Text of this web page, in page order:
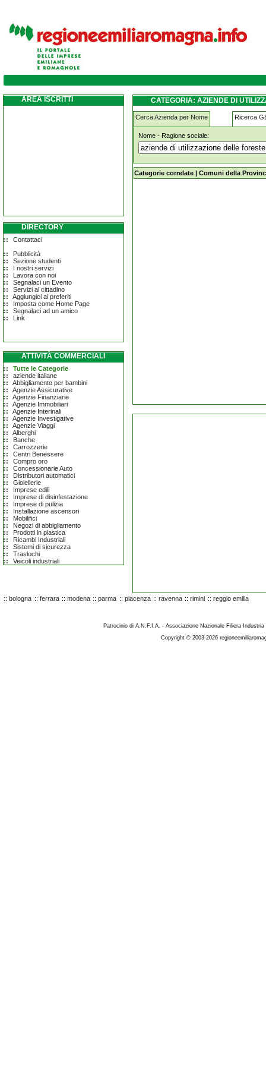
aziende-di-utilizzazione-delle-foreste-e-
AREA ISCRITTI
DIRECTORY
Contattaci
Pubblicità
Sezione studenti
I nostri servizi
Lavora con noi
Segnalaci un Evento
Servizi al cittadino
Aggiungici ai preferiti
Imposta come Home Page
Segnalaci ad un amico
Link
ATTIVITÀ COMMERCIALI
Tutte le Categorie
aziende italiane
Abbigliamento per bambini
Agenzie Assicurative
Agenzie Finanziarie
Agenzie Immobiliari
Agenzie Interinali
Agenzie Investigative
Agenzie Viaggi
Alberghi
Banche
Carrozzerie
Centri Benessere
Compro oro
Concessionarie Auto
Distributori automatici
Gioiellerie
Imprese edili
Imprese di disinfestazione
Imprese di pulizia
Installazione ascensori
Mobilifici
Negozi di abbigliamento
Prodotti in plastica
Ricambi Industriali
Sistemi di sicurezza
Traslochi
Veicoli industriali
CATEGORIA: AZIENDE DI
Cerca Azienda per Nome Ricerca
Nome - Ragione sociale:
aziende-di-utilizzazione-delle-
Categorie correlate | Comuni della
:: bologna :: ferrara :: modena :: parma :: piacenza :: ravenna :: rimini :: reggio emilia
Patrocinio di A.N.F.I.A. - Associazione Nazionale Filiera
Copyright © 2003-2026